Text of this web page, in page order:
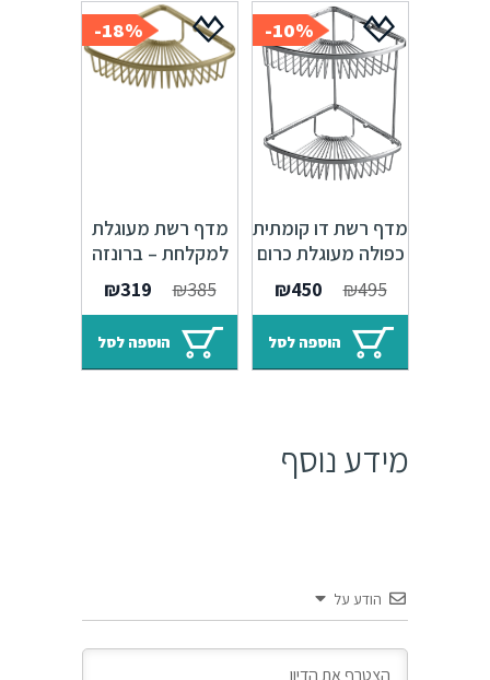
10%-
מדף רשת דו קומתית
כפולה מעוגלת כרום
ניקל ₪495
המחיר
המקורי
היה:
₪495.
₪450
הנוכחי
הוא:
₪450.
הוספה לסל
18%-
מדף רשת מעוגלת
למקלחת – ברונזה
₪385
המחיר
המקורי
היה:
₪385.
₪319
הנוכחי
הוא:
₪319.
הוספה לסל
מידע נוסף
הודע על